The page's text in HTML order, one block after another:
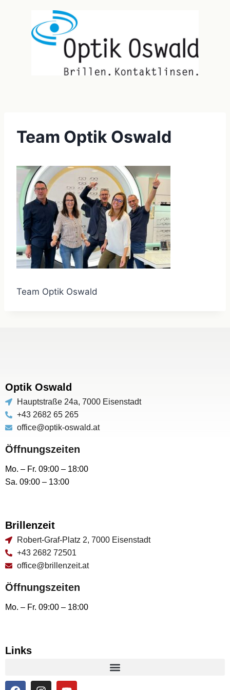
Team Optik Oswald
Team Optik Oswald
Optik Oswald
Hauptstraße 24a, 7000 Eisenstadt
+43 2682 65 265
office@optik-oswald.at
Öffnungszeiten
Mo. – Fr. 09:00 – 18:00
Sa. 09:00 – 13:00
Brillenzeit
Robert-Graf-Platz 2, 7000 Eisenstadt
+43 2682 72501
office@brillenzeit.at
Öffnungszeiten
Mo. – Fr. 09:00 – 18:00
Links